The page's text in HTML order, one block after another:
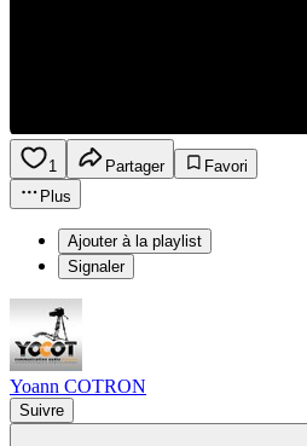
1 Partager
Favori
Plus
Ajouter à la playlist
Signaler
Yoann COTRON
Suivre